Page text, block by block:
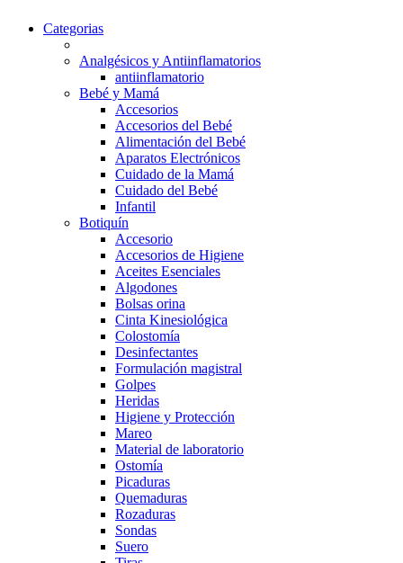
Categorias
Analgésicos y Antiinflamatorios
antiinflamatorio
Bebé y Mamá
Accesorios
Accesorios del Bebé
Alimentación del Bebé
Aparatos Electrónicos
Cuidado de la Mamá
Cuidado del Bebé
Infantil
Botiquín
Accesorio
Accesorios de Higiene
Aceites Esenciales
Algodones
Bolsas orina
Cinta Kinesiológica
Colostomía
Desinfectantes
Formulación magistral
Golpes
Heridas
Higiene y Protección
Mareo
Material de laboratorio
Ostomía
Picaduras
Quemaduras
Rozaduras
Sondas
Suero